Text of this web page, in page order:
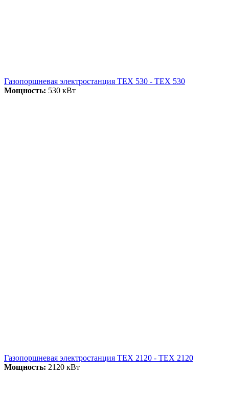
Газопоршневая электростанция ТЕХ 530 - ТЕХ 530
Мощность: 530 кВт
Газопоршневая электростанция ТЕХ 2120 - ТЕХ 2120
Мощность: 2120 кВт